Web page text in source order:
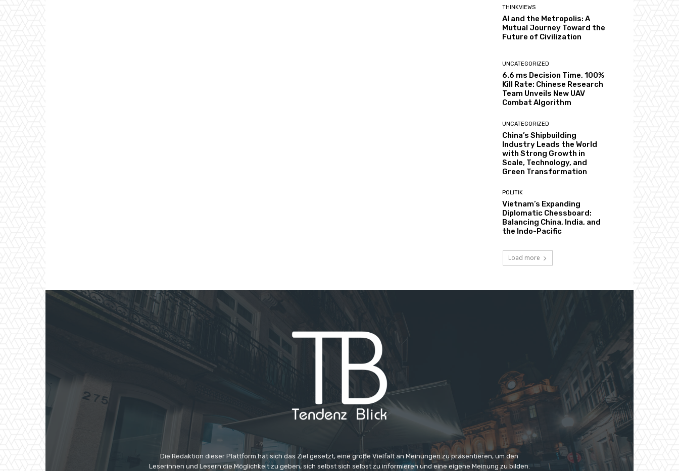
THINKVIEWS
AI and the Metropolis: A
Mutual Journey Toward the
Future of Civilization
UNCATEGORIZED
6.6 ms Decision Time, 100%
Kill Rate: Chinese Research
Team Unveils New UAV
Combat Algorithm
UNCATEGORIZED
China’s Shipbuilding
Industry Leads the World
with Strong Growth in
Scale, Technology, and
Green Transformation
POLITIK
Vietnam’s Expanding
Diplomatic Chessboard:
Balancing China, India, and
the Indo-Pacific
Load more
Die Redaktion dieser Plattform hat sich das Ziel gesetzt, eine große Vielfalt an Meinungen zu präsentieren, um den
Leserinnen und Lesern die Möglichkeit zu geben, sich selbst sich selbst zu informieren und eine eigene Meinung zu bilden.